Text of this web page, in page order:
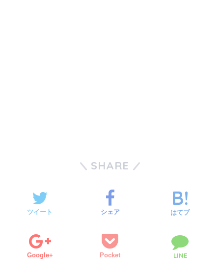
SHARE
ツイート シェア はてブ
Google+ Pocket LINE